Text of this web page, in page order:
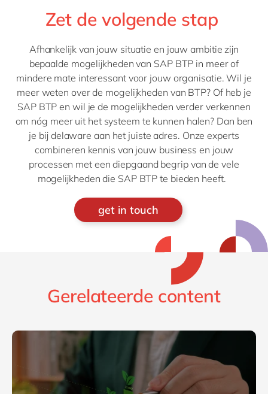
Zet de volgende stap
Afhankelijk van jouw situatie en jouw ambitie zijn
bepaalde mogelijkheden van SAP BTP in meer of
mindere mate interessant voor jouw organisatie. Wil je
meer weten over de mogelijkheden van BTP? Of heb je
SAP BTP en wil je de mogelijkheden verder verkennen
om nóg meer uit het systeem te kunnen halen? Dan ben
je bij delaware aan het juiste adres. Onze experts
combineren kennis van jouw business en jouw
processen met een diepgaand begrip van de vele
mogelijkheden die SAP BTP te bieden heeft.
get in touch
Gerelateerde content